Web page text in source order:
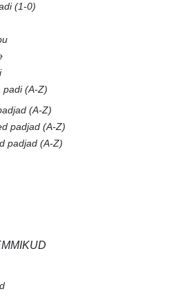
(1-0)
padi (A-Z)
(A-Z)
padjad (A-Z)
padjad (A-Z)